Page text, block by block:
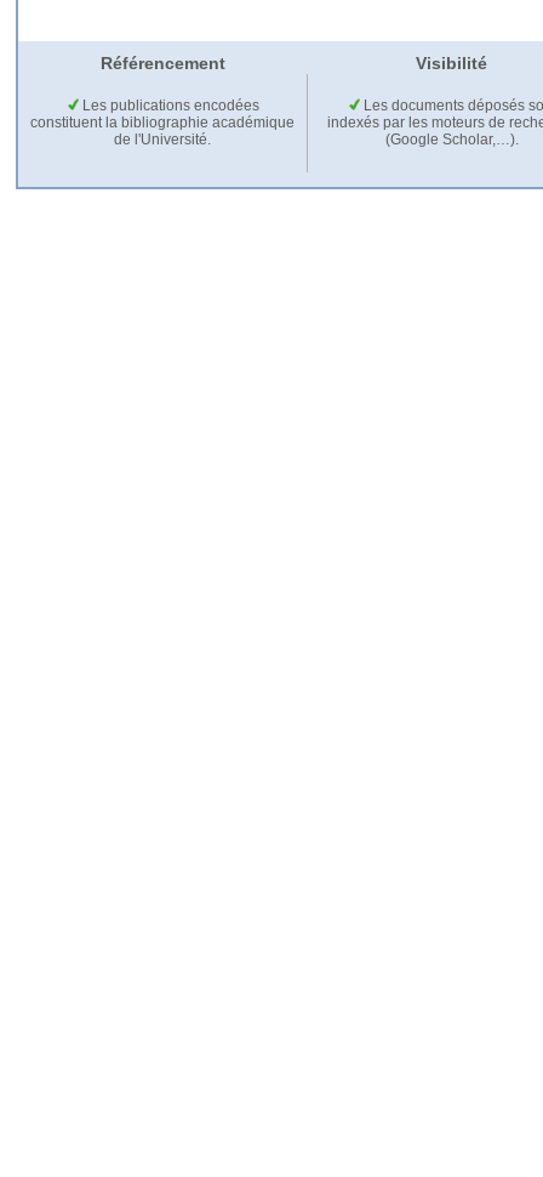
Référencement Visibilité
Les publications encodées
constituent la bibliographie académique
de l'Université.
Les documents déposés
indexés par les moteurs de
(Google Scholar,…).